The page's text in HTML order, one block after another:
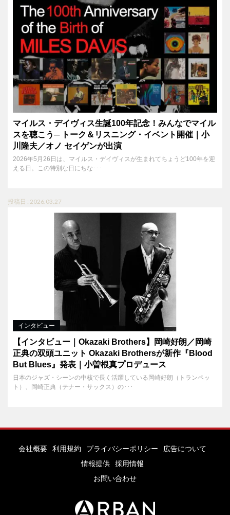
マイルス・デイヴィス生誕100年記念！みんなでマイル
スを聴こう─ トーク＆リスニング・イベント開催｜小
川隆夫／オノ セイゲンが出演
2026年5月26日は、マイルス・デイヴィスが生まれてちょうど100年を迎
える日。この特別な日にちな･･･
投稿日 : 2026.03.27
インタビュー
【インタビュー｜Okazaki Brothers】岡崎好朗／岡崎
正典の双頭ユニット Okazaki Brothersが新作『Blood
But Blues』発表｜小曽根真プロデュース
日本のジャズ・シーンの中核で長く活躍している岡崎好朗（トランペッ
ト）、岡崎正典（テナー・サックス）の･･･
会社概要 利用規約 プライバシーポリシー
広告について
情報提供
採用情報
お問い合わせ